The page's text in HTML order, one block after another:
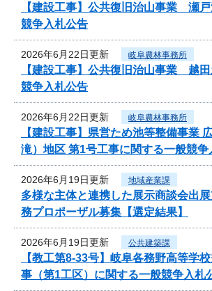
【建設工事】公共復旧治山事業 瀬
競争入札公告
2026年6月22日更新 岐阜農林事務所
【建設工事】公共復旧治山事業 越
競争入札公告
2026年6月22日更新 岐阜農林事務所
【建設工事】県営ため池等整備事業
滝）地区 第1号工事に関する一般競争
2026年6月19日更新 地域産業課
多様な主体と連携した展示商談会出
務プロポーザル募集【選定結果】
2026年6月19日更新 公共建築課
【教工第8-33号】岐阜各務野高等学
事（第1工区）に関する一般競争入札